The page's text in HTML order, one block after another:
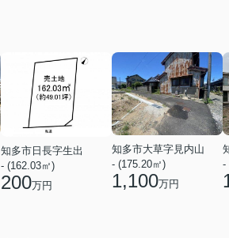
知多市日長字生出
- (162.03㎡)
200万円
知多市大草字見内山
- (175.20㎡)
1,100万円
-